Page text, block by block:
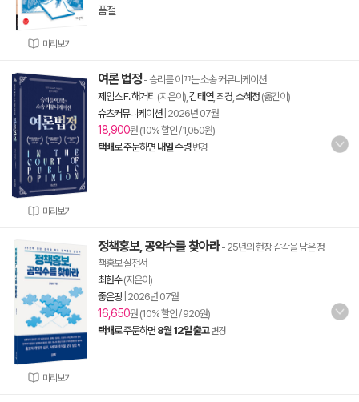
미리보기
품절
미리보기
여론 법정- 승리를 이끄는 소송 커뮤니케이션
제임스 F. 해거티 (지은이), 김태연, 최경 소혜정 (옮긴이)
슈츠커뮤니케이션| 2026년 07월
18,900원 (10% 할인 / 1,050원)
택배로 주문하면 내일수령 변경
미리보기
정책홍보, 공약수를 찾아라- 25년의 현장 감각을 담은 정
책홍보 실전서
최헌수(지은이)
좋은땅| 2026년 07월
16,650원 (10% 할인 / 920원)
택배로 주문하면 8월 12일 출고 변경